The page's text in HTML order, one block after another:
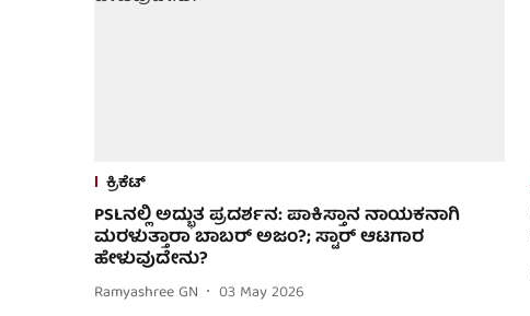
ಕ್ರಿಕೆಟ್
PSLನಲ್ಲಿ ಅದ್ಭುತ ಪ್ರದರ್ಶನ: ಪಾಕಿಸ್ತಾನ ನಾಯಕನಾಗಿ
ಮರಳುತ್ತಾರಾ ಬಾಬರ್ ಅಜಂ?; ಸ್ಟಾರ್ ಆಟಗಾರ
ಹೇಳುವುದೇನು?
Ramyashree GN 03 May 2026